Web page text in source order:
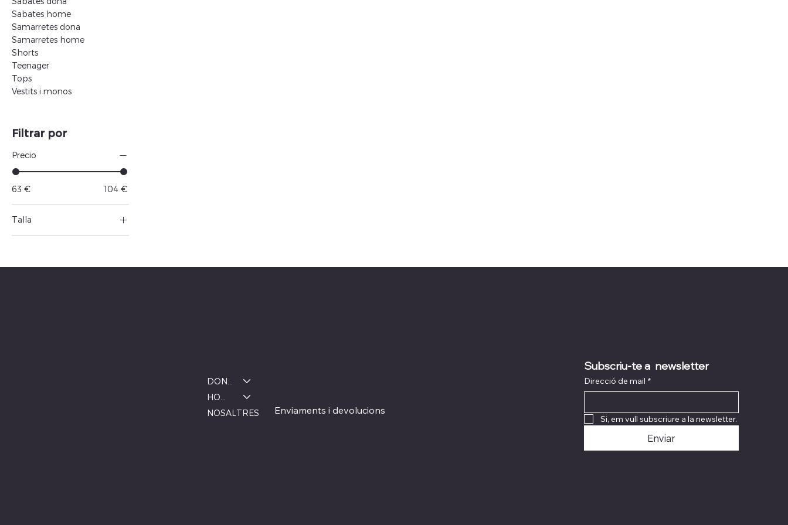
Sabates home
Samarretes dona
Samarretes home
Shorts
Teenager
Tops
Vestits i monos
Filtrar por
Precio
63 € 104 €
Talla
NOSALTRES
Enviaments i devolucions
Subscriu-te a  newsletter
Direcció de mail *
Si, em vull subscriure a la newsletter.
Enviar